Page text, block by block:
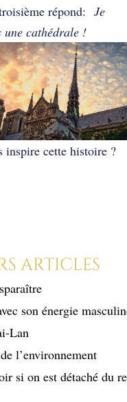
répond: Je
une cathédrale !
inspire cette histoire ?
articles
son énergie
Lan
l’environnement
si on est détaché du